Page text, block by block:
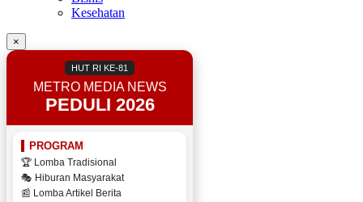
Kesehatan
×
HUT RI KE-81
METRO MEDIA NEWS
PEDULI 2026
PROGRAM
🏆 Lomba Tradisional
🎭 Hiburan Masyarakat
📰 Lomba Artikel Berita